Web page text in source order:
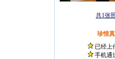
共1张
珍惜
已经上
手机通